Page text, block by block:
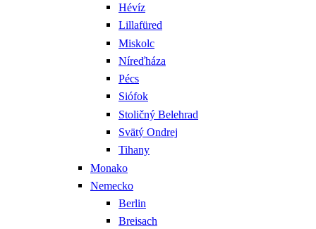
Hévíz
Lillafüred
Miskolc
Níreďháza
Pécs
Siófok
Stoličný Belehrad
Svätý Ondrej
Tihany
Monako
Nemecko
Berlin
Breisach